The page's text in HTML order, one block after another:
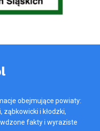
obejmujące powiaty:
ząbkowicki i kłodzki,
fakty i wyraziste